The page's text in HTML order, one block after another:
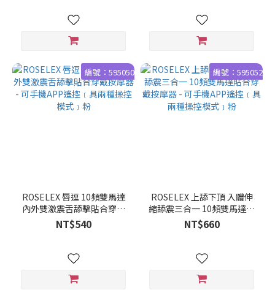
編號：595050
ROSELEX 唇逗 10頻雙馬達
內外雙激震舌舔擊貼合穿戴
按摩器 - 可手機APP遙控﹝具
兩種操控模式﹞粉
NT$540
編號：595052
ROSELEX 上舔下頂 入體伸
縮舔震三合一 10頻雙馬達貼
合穿戴按摩器 - 可手機APP遙
控﹝具兩種操控模式﹞粉
NT$660